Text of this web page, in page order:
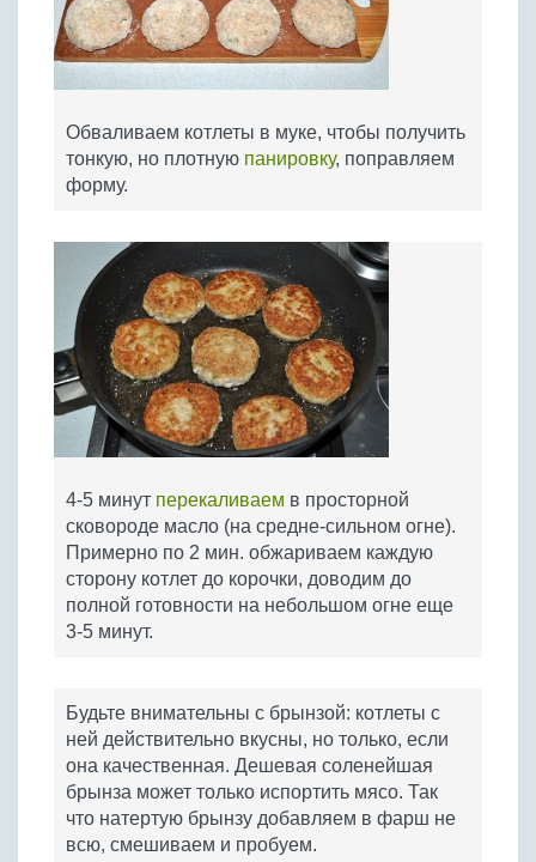
Обваливаем котлеты в муке, чтобы получить
тонкую, но плотную панировку, поправляем
форму.
4-5 минут перекаливаем в просторной
сковороде масло (на средне-сильном огне).
Примерно по 2 мин. обжариваем каждую
сторону котлет до корочки, доводим до
полной готовности на небольшом огне еще
3-5 минут.
Будьте внимательны с брынзой: котлеты с
ней действительно вкусны, но только, если
она качественная. Дешевая соленейшая
брынза может только испортить мясо. Так
что натертую брынзу добавляем в фарш не
всю, смешиваем и пробуем.